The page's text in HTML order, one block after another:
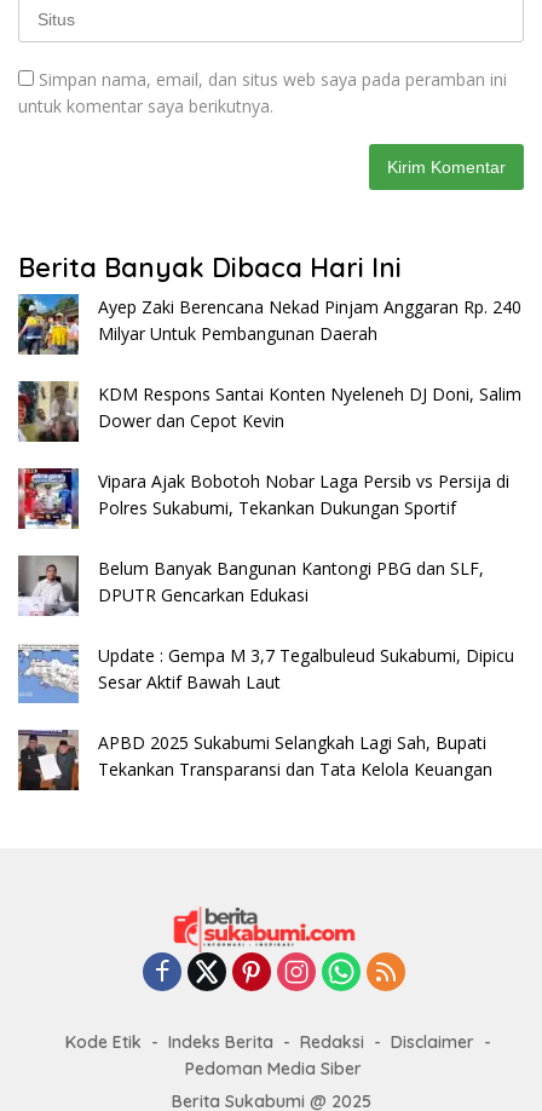
Simpan nama, email, dan situs web saya pada peramban ini
untuk komentar saya berikutnya.
Berita Banyak Dibaca Hari Ini
Ayep Zaki Berencana Nekad Pinjam Anggaran Rp. 240
Milyar Untuk Pembangunan Daerah
KDM Respons Santai Konten Nyeleneh DJ Doni, Salim
Dower dan Cepot Kevin
Vipara Ajak Bobotoh Nobar Laga Persib vs Persija di
Polres Sukabumi, Tekankan Dukungan Sportif
Belum Banyak Bangunan Kantongi PBG dan SLF,
DPUTR Gencarkan Edukasi
Update : Gempa M 3,7 Tegalbuleud Sukabumi, Dipicu
Sesar Aktif Bawah Laut
APBD 2025 Sukabumi Selangkah Lagi Sah, Bupati
Tekankan Transparansi dan Tata Kelola Keuangan
Kode Etik Indeks Berita Redaksi
Disclaimer
Pedoman Media Siber
Berita Sukabumi @ 2025